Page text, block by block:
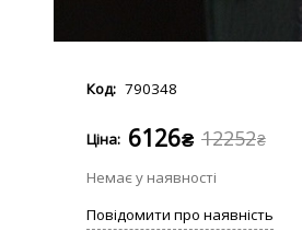
790348
12252₴
6126₴